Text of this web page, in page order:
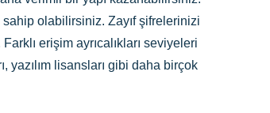
olabilirsiniz. Zayıf şifrelerinizi
erişim ayrıcalıkları seviyeleri
lisansları gibi daha birçok